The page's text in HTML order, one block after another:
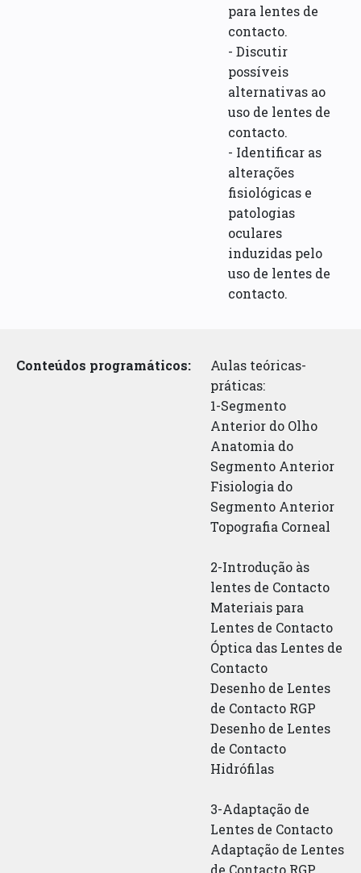
para lentes de
contacto.
- Discutir
possíveis
alternativas ao
uso de lentes de
contacto.
- Identificar as
alterações
fisiológicas e
patologias
oculares
induzidas pelo
uso de lentes de
contacto.
Conteúdos programáticos:
Aulas teóricas-
práticas:
1-Segmento
Anterior do Olho
Anatomia do
Segmento Anterior
Fisiologia do
Segmento Anterior
Topografia Corneal
2-Introdução às
lentes de Contacto
Materiais para
Lentes de Contacto
Óptica das Lentes de
Contacto
Desenho de Lentes
de Contacto RGP
Desenho de Lentes
de Contacto
Hidrófilas
3-Adaptação de
Lentes de Contacto
Adaptação de Lentes
de Contacto RGP